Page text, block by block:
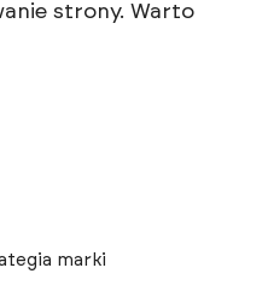
strony. Warto
marki